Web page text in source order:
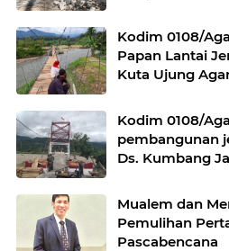
Kodim 0108/
Papan Lantai
Kuta Ujung
Kodim 0108/
pembangunan
Ds. Kumbang
Mualem dan
Pemulihan
Pascabencana